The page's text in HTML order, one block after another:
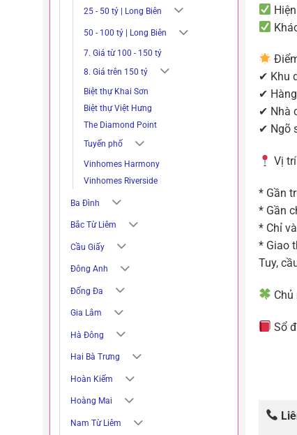
25 - 50 tỷ | Long Biên
50 - 100 tỷ | Long Biên
7. Giá từ 100 - 150 tỷ
8. Giá trên 150 tỷ
Biệt thự Khai Sơn
Biệt thự Việt Hưng
The Diamond Point
Tuyến phố
Vinhomes Harmony
Vinhomes Riverside
Ba Đình
Bắc Từ Liêm
Cầu Giấy
Đông Anh
Đống Đa
Gia Lâm
Hà Đông
Hai Bà Trưng
Hoàn Kiếm
Hoàng Mai
Nam Từ Liêm
✔ Khu
✔
✔ Nhà
✔ Ngõ
Vị
* Gần
* Gần
* Chỉ
* Giao
Tuy,
Sổ